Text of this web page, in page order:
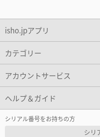
isho.jpアプリ
カテゴリー
アカウントサービス
ヘルプ＆ガイド
シリアル番号をお持ちの方
シリ